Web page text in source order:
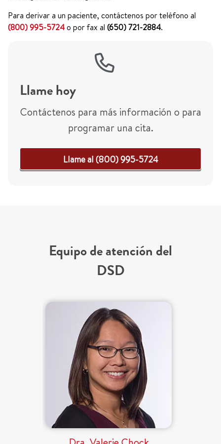
Para derivar a un paciente, contáctenos por teléfono al
(800) 995-5724o por fax al (650) 721-2884.
Llame hoy
Contáctenos para más información o para
programar una cita.
Llame al (800) 995-5724
Equipo de atención del
DSD